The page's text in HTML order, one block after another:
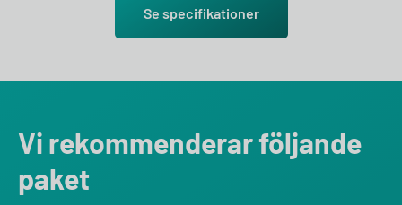
Se specifikationer
Vi rekommenderar följande
paket